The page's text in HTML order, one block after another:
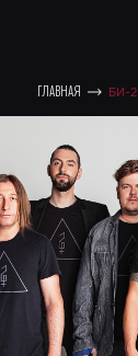
ГЛАВНАЯ БИ-2